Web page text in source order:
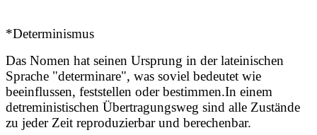
*Determinismus
Das Nomen hat seinen Ursprung in der lateinischen
Sprache "determinare", was soviel bedeutet wie
beeinflussen, feststellen oder bestimmen.In einem
detreministischen Übertragungsweg sind alle Zustände
zu jeder Zeit reproduzierbar und berechenbar.